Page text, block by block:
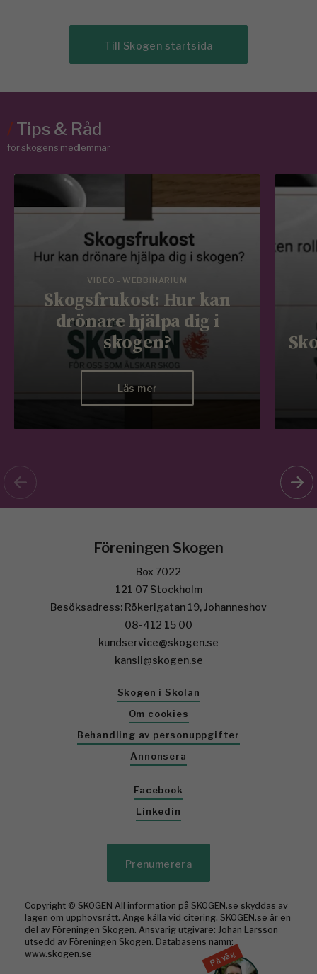
Till Skogen startsida
/Tips & Råd
för skogens medlemmar
VIDEO - WEBBINARIUM
Skogsfrukost: Hur kan
drönare hjälpa dig i
skogen?
Läs mer
På väg
Föreningen Skogen
Box 7022
121 07 Stockholm
Besöksadress: Rökerigatan 19, Johanneshov
08-412 15 00
kundservice@skogen.se
kansli@skogen.se
Skogen i Skolan
Om cookies
Behandling av personuppgifter
Annonsera
Facebook
Linkedin
Prenumerera
Copyright © SKOGEN All information på SKOGEN.se skyddas av
lagen om upphovsrätt. Ange källa vid citering. SKOGEN.se är en
del av Föreningen Skogen. Ansvarig utgivare: Johan Larsson
utsedd av Föreningen Skogen. Databasens namn:
www.skogen.se